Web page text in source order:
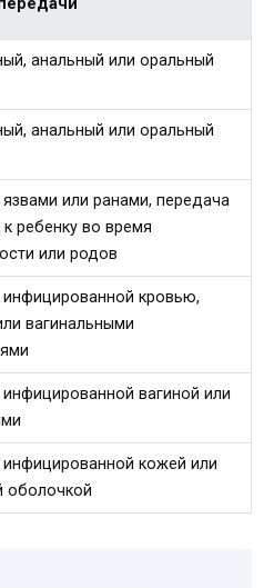
анальный или оральный
анальный или оральный
язвами или ранами, передача
ребенку во время
или родов
инфицированной кровью,
вагинальными
инфицированной вагиной или
инфицированной кожей или
оболочкой